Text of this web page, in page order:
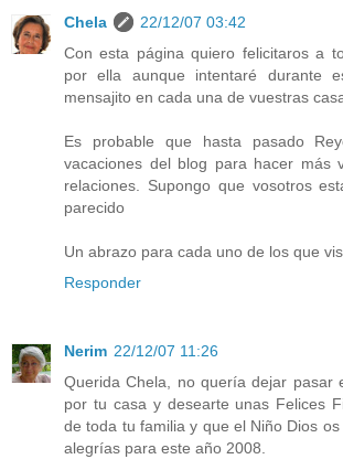
Chela
22/12/07 03:42
Con esta página quiero felicitaros a
por ella aunque intentaré durante
mensajito en cada una de vuestras
Es probable que hasta pasado
vacaciones del blog para hacer más
relaciones. Supongo que vosotros
parecido
Un abrazo para cada uno de los que
Responder
Nerim 22/12/07 11:26
Querida Chela, no quería dejar pasar
por tu casa y desearte unas Felices
de toda tu familia y que el Niño Dios
alegrías para este año 2008.